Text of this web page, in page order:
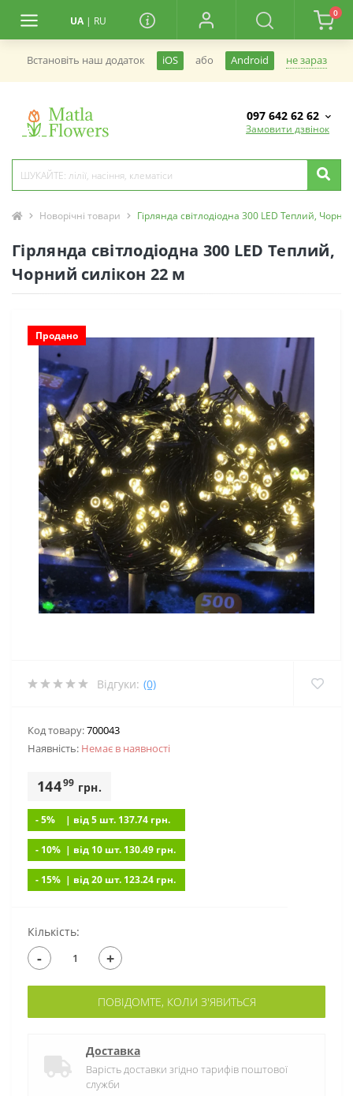
UA | RU
0
Встановiть наш додаток iOS або Android не зараз
097 642 62 62
Замовити дзвінок
Новорічні товари Гірлянда світлодіодна 300 LED Теплий,
Гірлянда світлодіодна 300 LED Теплий,
Чорний силікон 22 м
Продано
Відгуки: (0)
Код товару:700043
Наявність: Немає в наявностi
14499 грн.
- 5% | вiд 5 шт. 137.74 грн.
- 10% | вiд 10 шт. 130.49 грн.
- 15% | вiд 20 шт. 123.24 грн.
Кількість:
- +
ПОВІДОМТЕ, КОЛИ З'ЯВИТЬСЯ
Доставка
Варість доставки згідно тарифів поштової
служби